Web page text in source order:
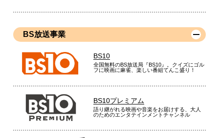
BS放送事業
BS10
全国無料のBS放送局『BS10』。クイズにゴル
フに映画に麻雀、楽しい番組てんこ盛り！
BS10プレミアム
語り継がれる映画や音楽をお届けする、大人
のためのエンタテインメントチャンネル